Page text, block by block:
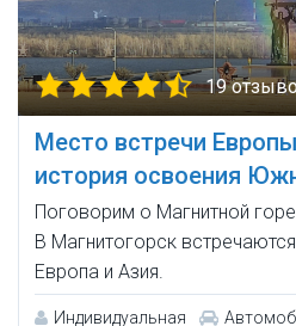
19
Место встречи
история освоения
Поговорим о Магнитной
В Магнитогорск
Европа и Азия.
Индивидуальная